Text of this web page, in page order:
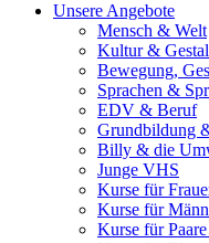
Unsere Angebote
Mensch & Welt
Kultur &
Bewegung,
Sprachen &
EDV & Beruf
Grundbildung
Billy & die
Junge VHS
Kurse für
Kurse für
Kurse für